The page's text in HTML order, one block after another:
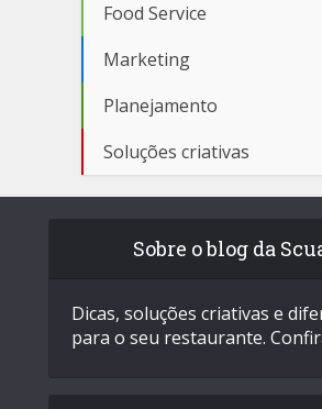
Food Service
Marketing
Planejamento
Soluções criativas
Sobre o blog da
Dicas, soluções criativas e
para o seu restaurante.